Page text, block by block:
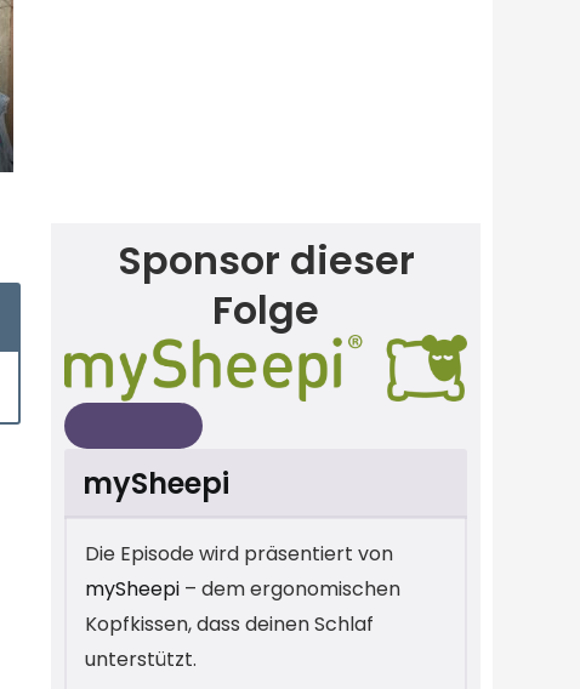
Sponsor dieser
Folge
mySheepi
Die Episode wird präsentiert von
mySheepi – dem ergonomischen
Kopfkissen, dass deinen Schlaf
unterstützt.